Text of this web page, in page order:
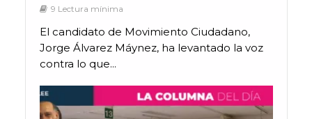
9 Lectura mínima
El candidato de Movimiento Ciudadano,
Jorge Álvarez Máynez, ha levantado la voz
contra lo que...